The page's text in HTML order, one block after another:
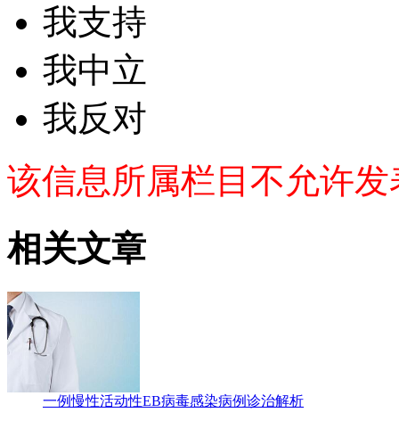
我支持
我中立
我反对
该信息所属栏目不允许
相关文章
一例慢性活动性EB病毒感染病例诊治解析